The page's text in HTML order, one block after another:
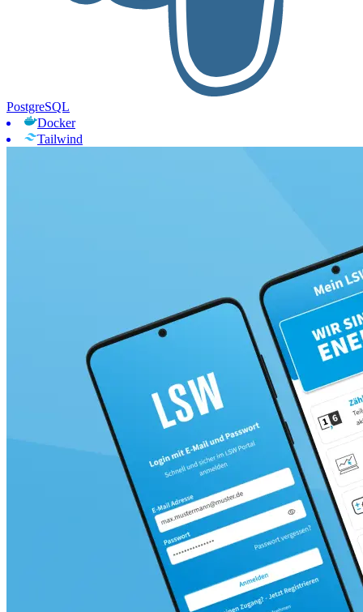
PostgreSQL
Docker
Tailwind